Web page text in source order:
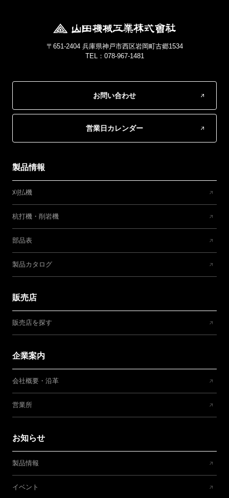
〒651-2404 兵庫県神戸市西区岩岡町古郷1534
TEL：078-967-1481
お問い合わせ
営業日カレンダー
製品情報
刈払機
杭打機・削岩機
部品表
製品カタログ
販売店
販売店を探す
企業案内
会社概要・沿革
営業所
お知らせ
製品情報
イベント